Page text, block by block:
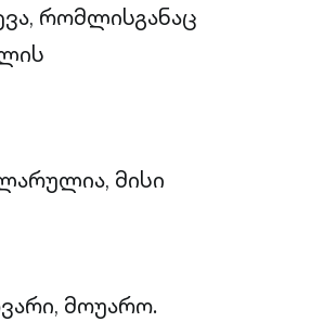
რომლისგანაც
მისი
მოუარო.